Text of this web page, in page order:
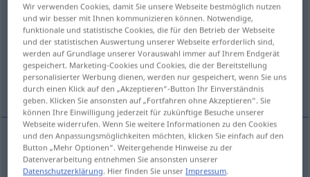
merklich
Übersicht aller Übersetzungen
(Für mehr Details die Übersetzung anklicken/antippen)
greinilegur, greinanlegur
greinilegur, greinanlegur merklich
Wir verwenden Cookies, damit Sie unsere Webseite bestmöglich nutzen
und wir besser mit Ihnen kommunizieren können. Notwendige,
funktionale und statistische Cookies, die für den Betrieb der Webseite
und der statistischen Auswertung unserer Webseite erforderlich sind,
werden auf Grundlage unserer Vorauswahl immer auf Ihrem Endgerät
gespeichert. Marketing-Cookies und Cookies, die der Bereitstellung
personalisierter Werbung dienen, werden nur gespeichert, wenn Sie uns
durch einen Klick auf den „Akzeptieren“-Button Ihr Einverständnis
geben. Klicken Sie ansonsten auf „Fortfahren ohne Akzeptieren“. Sie
können Ihre Einwilligung jederzeit für zukünftige Besuche unserer
Webseite widerrufen. Wenn Sie weitere Informationen zu den Cookies
und den Anpassungsmöglichkeiten möchten, klicken Sie einfach auf den
Button „Mehr Optionen“. Weitergehende Hinweise zu der
Datenverarbeitung entnehmen Sie ansonsten unserer
Datenschutzerklärung. Hier finden Sie unserImpressum.